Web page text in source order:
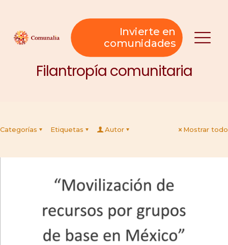
Invierte en
comunidades
Filantropía comunitaria
Categorías Etiquetas Autor Mostrar todo